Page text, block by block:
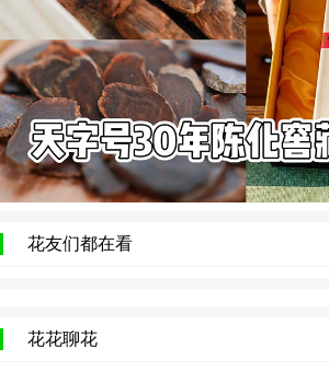
花友们都在看
花花聊花